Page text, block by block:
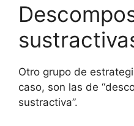
Otro grupo de
caso, son las de
sustractiva”.